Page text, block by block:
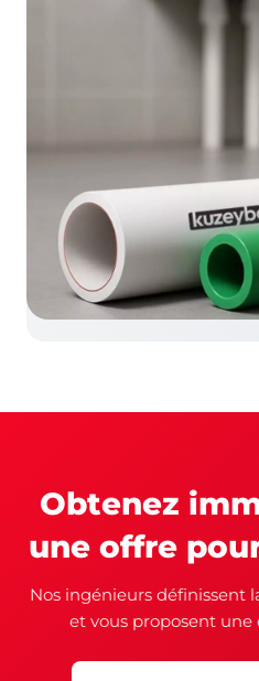
Obtenez
une offre
Nos ingénieurs définissent
et vous proposent une